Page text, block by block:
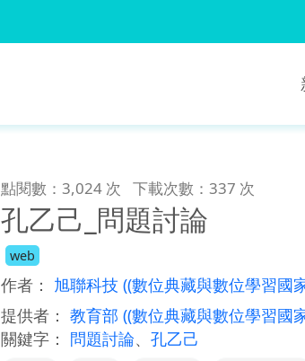
點閱數：3,024 次 下載次數：337 次
孔乙己_問題討論
web
作者： 旭聯科技 ((數位典藏與數位學習國
提供者： 教育部 ((數位典藏與數位學習國
關鍵字： 問題討論、 孔乙己